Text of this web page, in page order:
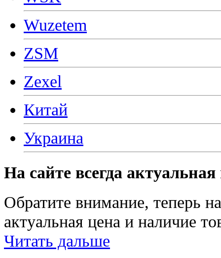
Wuzetem
ZSM
Zexel
Китай
Украина
На сайте всегда
Обратите внимание, теперь
актуальная цена и наличие
Читать дальше